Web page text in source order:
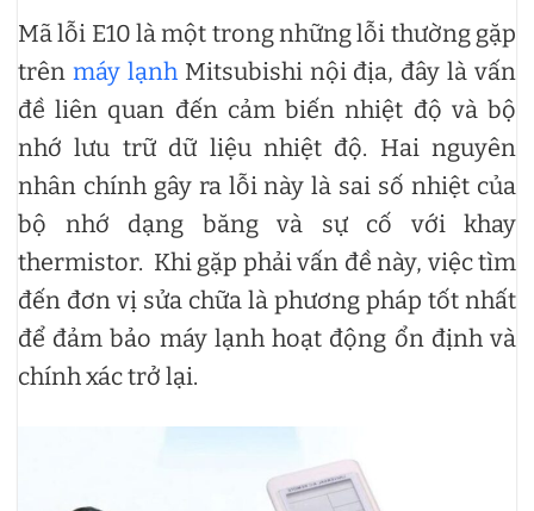
Mã lỗi E10 là một trong những lỗi thường gặp
trên máy lạnh Mitsubishi nội địa, đây là vấn
đề liên quan đến cảm biến nhiệt độ và bộ
nhớ lưu trữ dữ liệu nhiệt độ. Hai nguyên
nhân chính gây ra lỗi này là sai số nhiệt của
bộ nhớ dạng băng và sự cố với khay
thermistor. Khi gặp phải vấn đề này, việc tìm
đến đơn vị sửa chữa là phương pháp tốt nhất
để đảm bảo máy lạnh hoạt động ổn định và
chính xác trở lại.